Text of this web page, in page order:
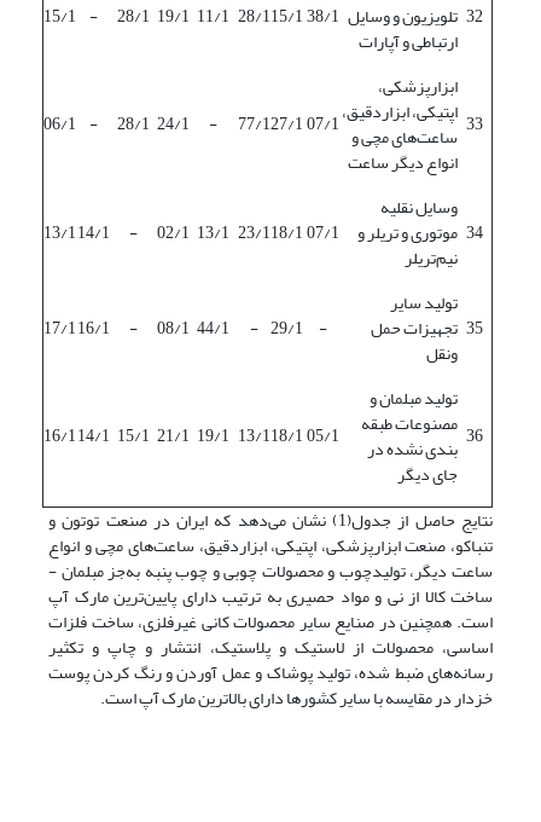
32 تلویزیون و وسایل
ارتباطی و آپارات
38/1
15/1
28/1
11/1
19/1
28/1
-
15/1
33
ابزارپزشکی،
اپتیکی، ابزاردقیق،
ساعت‌های مچی و
انواع دیگر ساعت
07/1
27/1
77/1
-
24/1
28/1
-
06/1
34
وسایل نقلیه
موتوری و تریلر و
نیم‌تریلر
07/1
18/1
23/1
13/1
02/1
-
14/1
13/1
35
تولید سایر
تجهیزات حمل
ونقل
-
29/1
-
44/1
08/1
-
16/1
17/1
36
تولید مبلمان و
مصنوعات طبقه
بندی نشده در
جای دیگر
05/1
18/1
13/1
19/1
21/1
15/1
14/1
16/1
نتایج حاصل از جدول(1) نشان می‌دهد که ایران در صنعت توتون و
تنباکو، صنعت ابزارپزشکی، اپتیکی، ابزاردقیق، ساعت‌های مچی و انواع
ساعت دیگر، تولیدچوب و محصولات چوبی و چوب پنبه به‌جز مبلمان -
ساخت کالا از نی و مواد حصیری به ترتیب دارای پایین‌ترین مارک آپ
است. همچنین در صنایع سایر محصولات کانی غیرفلزی، ساخت فلزات
اساسی، محصولات از لاستیک و پلاستیک، انتشار و چاپ و تکثیر
رسانه‌های ضبط شده، تولید پوشاک و عمل آوردن و رنگ کردن پوست
خزدار در مقایسه با سایر کشورها دارای بالاترین مارک آپ است.